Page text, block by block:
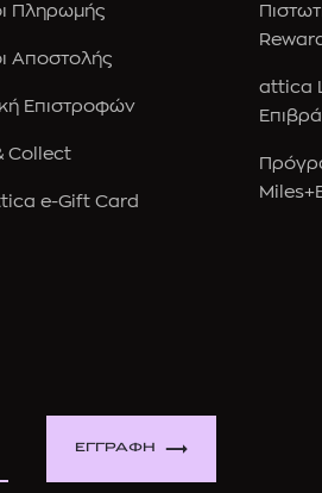
Πληρωμής
Αποστολής
Επιστροφών
Collect
e-Gift Card
attica
ΕΓΓΡΑΦΗ